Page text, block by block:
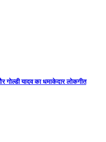
गोल्डी यादव का धमाकेदार लोकगीत